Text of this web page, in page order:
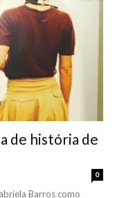
de história de
0
Barros como